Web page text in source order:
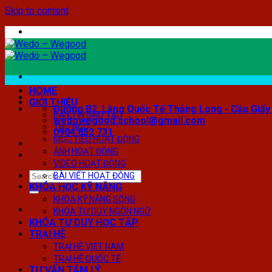
Skip to content
Đường B2, Làng Quốc Tế Thăng Long - Cầu Giấy
wedowegood.school@gmail.com
0904 852 731
HOME
GIỚI THIỆU
BẢN TIN ĐÀO TẠO
THƯ NGỎ
MỤC TIÊU HOẠT ĐỘNG
ẢNH HOẠT ĐỘNG
VIDEO HOẠT ĐỘNG
BÀI VIẾT HOẠT ĐỘNG
KHÓA HỌC KỸ NĂNG
KHÓA KỸ NĂNG SỐNG
KHÓA TƯ DUY NGÔN NGỮ
KHÓA TƯ DUY HỌC TẬP
TRẠI HÈ
TRẠI HÈ VIỆT NAM
TRẠI HÈ QUỐC TẾ